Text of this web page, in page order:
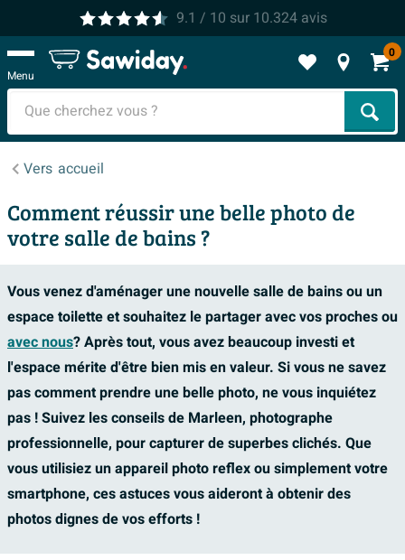
9.1 / 10 sur 10.324avis
Menu
0
Vers accueil
Comment réussir une belle photo de
votre salle de bains ?
Vous venez d'aménager une nouvelle salle de bains ou un
espace toilette et souhaitez le partager avec vos proches ou
avec nous? Après tout, vous avez beaucoup investi et
l'espace mérite d'être bien mis en valeur. Si vous ne savez
pas comment prendre une belle photo, ne vous inquiétez
pas ! Suivez les conseils de Marleen, photographe
professionnelle, pour capturer de superbes clichés. Que
vous utilisiez un appareil photo reflex ou simplement votre
smartphone, ces astuces vous aideront à obtenir des
photos dignes de vos efforts !